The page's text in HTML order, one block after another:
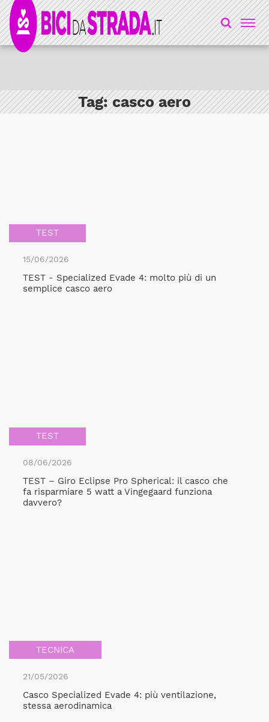
Tag:casco aero
TEST
15/06/2026
TEST - Specialized Evade 4: molto più di un
semplice casco aero
TEST
08/06/2026
TEST – Giro Eclipse Pro Spherical: il casco che
fa risparmiare 5 watt a Vingegaard funziona
davvero?
TECNICA
21/05/2026
Casco Specialized Evade 4: più ventilazione,
stessa aerodinamica